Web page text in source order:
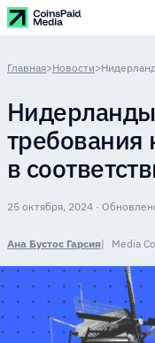
Главная>Новости>
требования
в
25 октября, 2024 ·
Ана Бустос Гарсия Media